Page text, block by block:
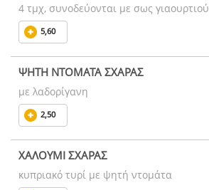
4 τμχ, συνοδεύονται με σως γιαουρτιού
5,60
ΨΗΤΗ ΝΤΟΜΑΤΑ ΣΧΑΡΑΣ
με λαδορίγανη
2,50
ΧΑΛΟΥΜΙ ΣΧΑΡΑΣ
κυπριακό τυρί με ψητή ντομάτα